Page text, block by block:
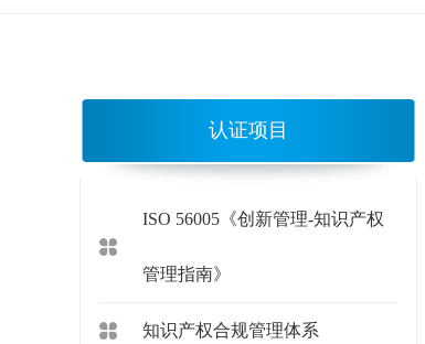
认证项目
ISO 56005《创新管理-知识产权
管理指南》
知识产权合规管理体系